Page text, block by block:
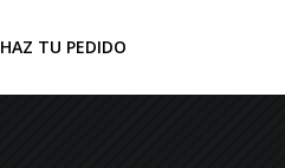
HAZ TU PEDIDO